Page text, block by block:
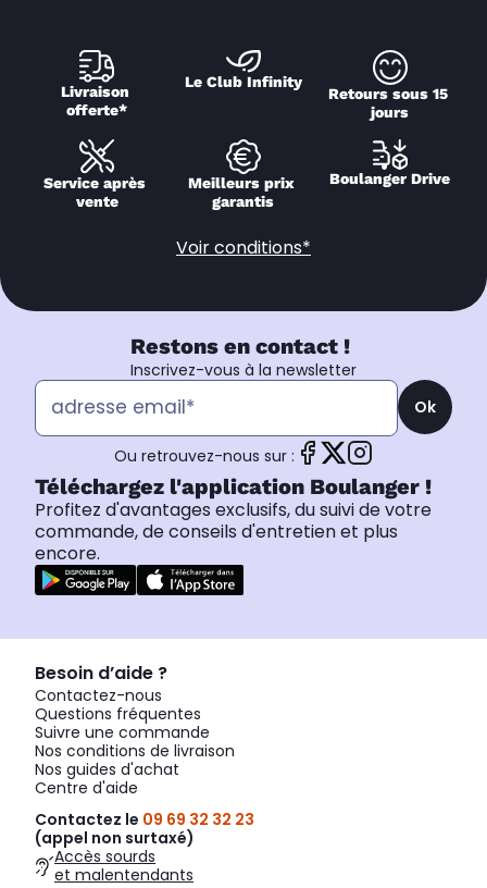
Livraison
offerte*
Le Club Infinity
Retours sous 15
jours
Service après
vente
Meilleurs prix
garantis
Boulanger Drive
Voir conditions*
Restons en contact !
Inscrivez-vous à la newsletter
Ok
Ou retrouvez-nous sur :
Téléchargez l'application Boulanger !
Profitez d'avantages exclusifs, du suivi de votre
commande, de conseils d'entretien et plus
encore.
Besoin d’aide ?
Contactez-nous
Questions fréquentes
Suivre une commande
Nos conditions de livraison
Nos guides d'achat
Centre d'aide
Contactez le 09 69 32 32 23
(appel non surtaxé)
Accès sourds
et malentendants